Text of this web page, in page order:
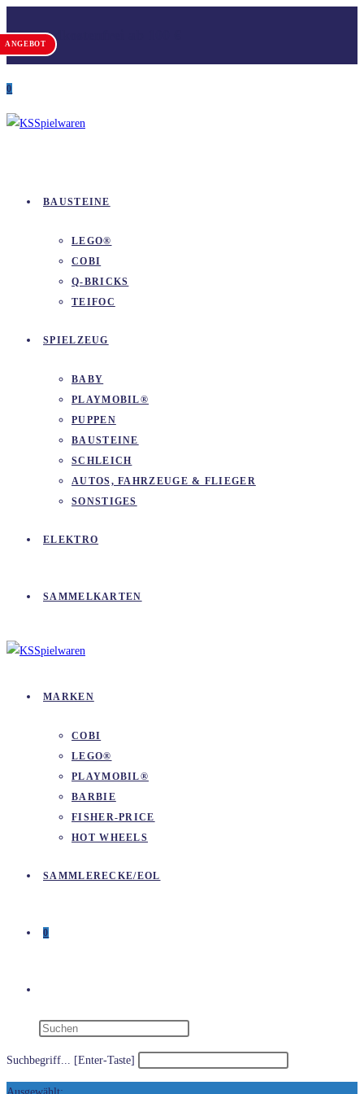
Inhalt
springen
Versandkostenfrei ab 100 €
0
BAUSTEINE
LEGO®
COBI
Q-BRICKS
TEIFOC
SPIELZEUG
BABY
PLAYMOBIL®
PUPPEN
BAUSTEINE
SCHLEICH
AUTOS, FAHRZEUGE & FLIEGER
SONSTIGES
ELEKTRO
SAMMELKARTEN
MARKEN
COBI
LEGO®
PLAYMOBIL®
BARBIE
FISHER-PRICE
HOT WHEELS
SAMMLERECKE/EOL
0
Suchbegriff... [Enter-Taste]
ANGEBOT